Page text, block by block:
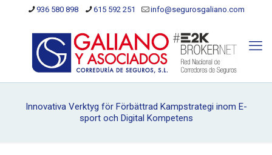
936 580 898 615 592 251 info@segurosgaliano.com
Innovativa Verktyg för Förbättrad Kampstrategi inom E-
sport och Digital Kompetens